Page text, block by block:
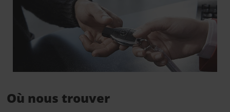
Où nous trouver